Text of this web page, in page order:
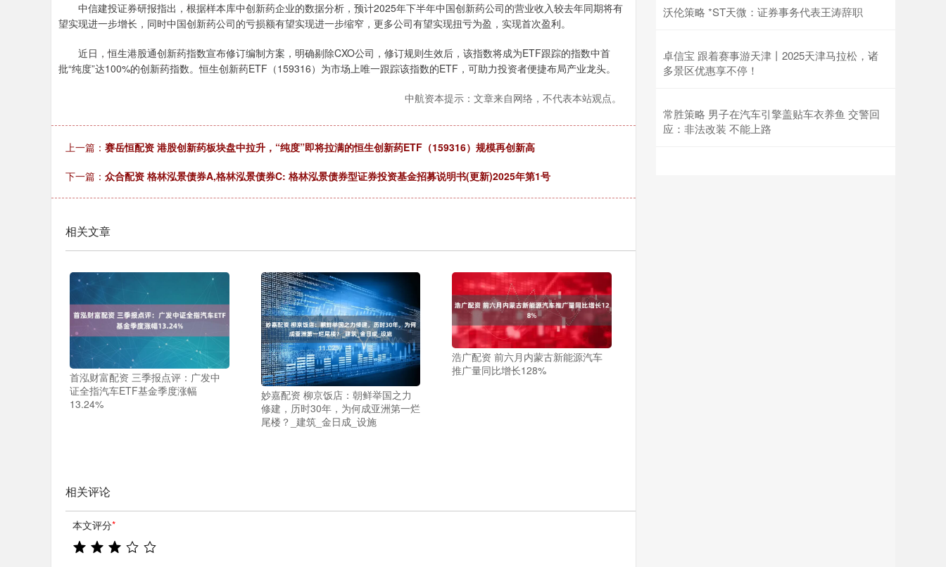
中信建投证券研报指出，根据样本库中创新药企业的数据分析，预计2025年下半年中国创新药公司的营业收入较去年同期将有
望实现进一步增长，同时中国创新药公司的亏损额有望实现进一步缩窄，更多公司有望实现扭亏为盈，实现首次盈利。
近日，恒生港股通创新药指数宣布修订编制方案，明确剔除CXO公司，修订规则生效后，该指数将成为ETF跟踪的指数中首
批“纯度”达100%的创新药指数。恒生创新药ETF（159316）为市场上唯一跟踪该指数的ETF，可助力投资者便捷布局产业龙头。
中航资本提示：文章来自网络，不代表本站观点。
上一篇： 赛岳恒配资 港股创新药板块盘中拉升，“纯度”即将拉满的恒生创新药ETF（159316）规模再创新高
下一篇： 众合配资 格林泓景债券A,格林泓景债券C: 格林泓景债券型证券投资基金招募说明书(更新)2025年第1号
相关文章
首泓财富配资 三季报点评：广发中
证全指汽车ETF基金季度涨幅
13.24%
妙嘉配资 柳京饭店：朝鲜举国之力
修建，历时30年，为何成亚洲第一烂
尾楼？_建筑_金日成_设施
浩广配资 前六月内蒙古新能源汽车
推广量同比增长128%
相关评论
本文评分*
沃伦策略 *ST天微：证券事务代表王涛辞职
卓信宝 跟着赛事游天津丨2025天津马拉松，诸
多景区优惠享不停！
常胜策略 男子在汽车引擎盖贴车衣养鱼 交警回
应：非法改装 不能上路